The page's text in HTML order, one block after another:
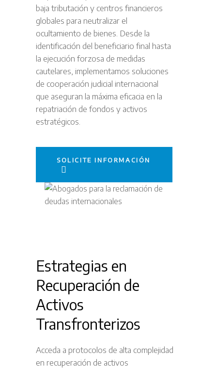
baja tributación y centros financieros
globales para neutralizar el
ocultamiento de bienes. Desde la
identificación del beneficiario final hasta
la ejecución forzosa de medidas
cautelares, implementamos soluciones
de cooperación judicial internacional
que aseguran la máxima eficacia en la
repatriación de fondos y activos
estratégicos.
SOLICITE INFORMACIÓN
Estrategias en
Recuperación de
Activos
Transfronterizos
Acceda a protocolos de alta complejidad
en recuperación de activos